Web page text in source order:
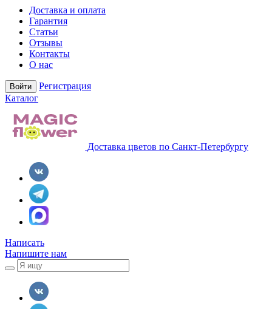
Доставка и оплата
Гарантия
Статьи
Отзывы
Контакты
О нас
Войти
Регистрация
Каталог
Доставка цветов по Санкт-Петербургу
Написать
Напишите нам